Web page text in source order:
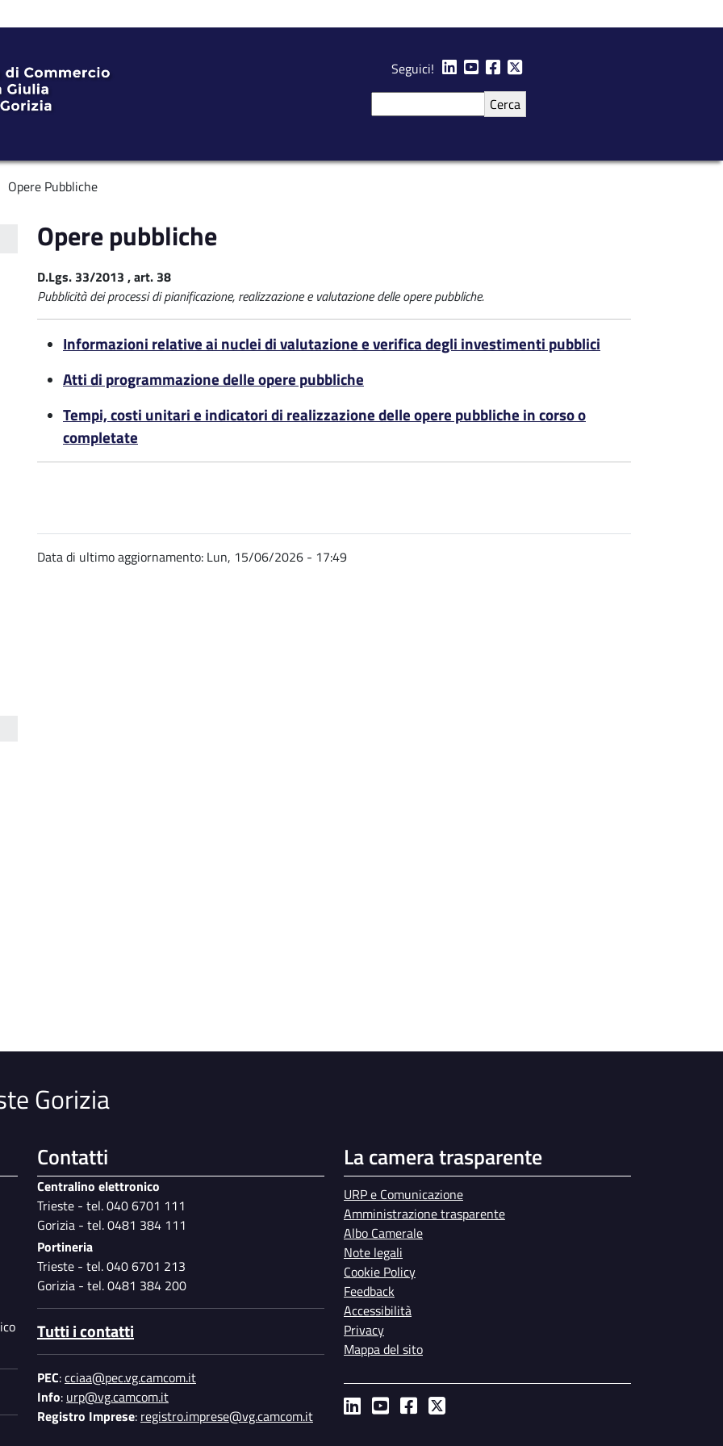
Seguici!
Opere Pubbliche
Opere pubbliche
D.Lgs. 33/2013 , art. 38
Pubblicità dei processi di pianificazione, realizzazione e valutazione delle opere pubbliche.
Informazioni relative ai nuclei di valutazione e verifica degli investimenti pubblici
Atti di programmazione delle opere pubbliche
Tempi, costi unitari e indicatori di realizzazione delle opere pubbliche in corso o
completate
Data di ultimo aggiornamento: Lun, 15/06/2026 - 17:49
Gorizia
Contatti
Centralino elettronico
Trieste - tel. 040 6701 111
Gorizia - tel. 0481 384 111
Portineria
Trieste - tel. 040 6701 213
Gorizia - tel. 0481 384 200
Tutti i contatti
PEC:cciaa@pec.vg.camcom.it
Info: urp@vg.camcom.it
Registro Imprese: registro.imprese@vg.camcom.it
La camera trasparente
URP e Comunicazione
Amministrazione trasparente
Albo Camerale
Note legali
Cookie Policy
Feedback
Accessibilità
Privacy
Mappa del sito